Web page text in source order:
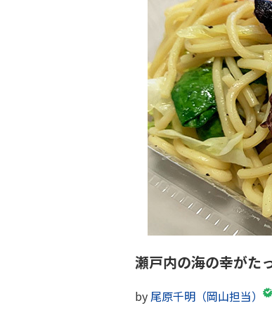
瀬戸内の海の幸がた
by 尾原千明（岡山担当）